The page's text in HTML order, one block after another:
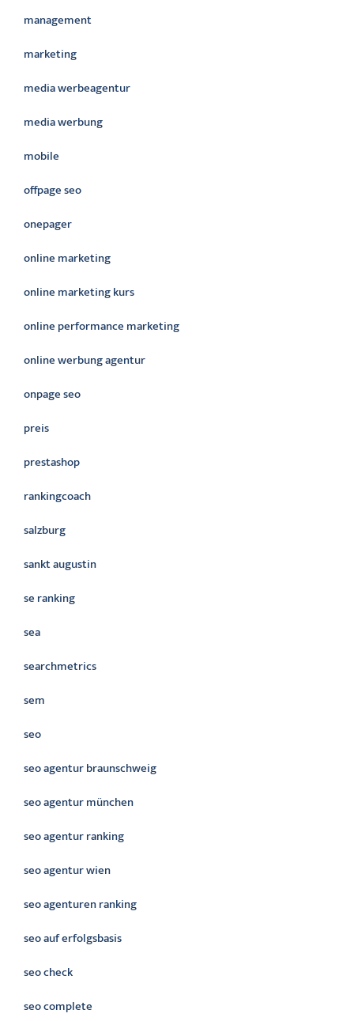
management
marketing
media werbeagentur
media werbung
mobile
offpage seo
onepager
online marketing
online marketing kurs
online performance marketing
online werbung agentur
onpage seo
preis
prestashop
rankingcoach
salzburg
sankt augustin
se ranking
sea
searchmetrics
sem
seo
seo agentur braunschweig
seo agentur münchen
seo agentur ranking
seo agentur wien
seo agenturen ranking
seo auf erfolgsbasis
seo check
seo complete